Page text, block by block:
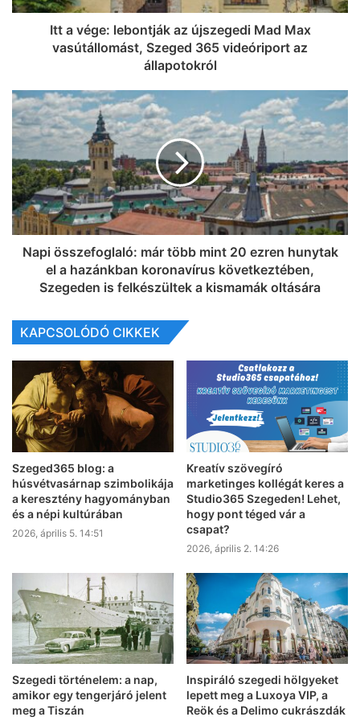
Itt a vége: lebontják az újszegedi Mad Max
vasútállomást, Szeged 365 videóriport az
állapotokról
Napi összefoglaló: már több mint 20 ezren hunytak
el a hazánkban koronavírus következtében,
Szegeden is felkészültek a kismamák oltására
KAPCSOLÓDÓ CIKKEK
Szeged365 blog: a
húsvétvasárnap szimbolikája
a keresztény hagyományban
és a népi kultúrában
2026, április 5. 14:51
Kreatív szövegíró
marketinges kollégát keres a
Studio365 Szegeden! Lehet,
hogy pont téged vár a
csapat?
2026, április 2. 14:26
Szegedi történelem: a nap,
amikor egy tengerjáró jelent
meg a Tiszán
Inspiráló szegedi hölgyeket
lepett meg a Luxoya VIP, a
Reök és a Delimo cukrászdák